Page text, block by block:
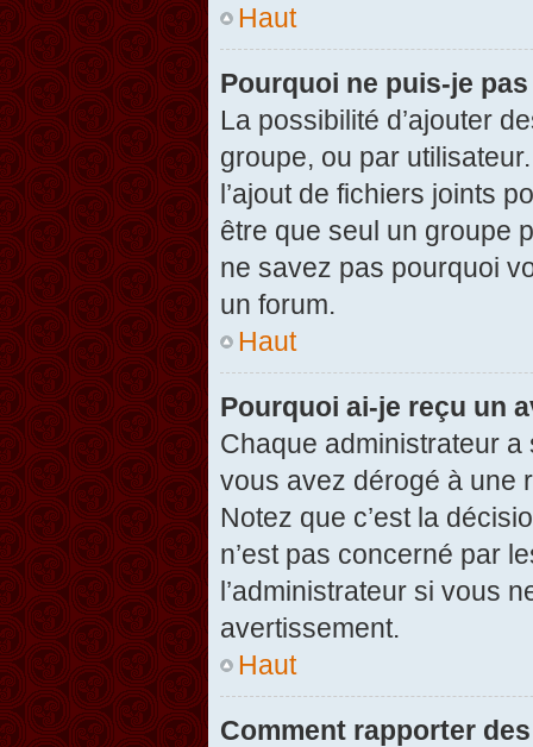
Haut
Pourquoi ne puis-je
La possibilité d’ajouter
groupe, ou par
l’ajout de fichiers joints
être que seul un groupe
ne savez pas pourquoi
un forum.
Haut
Pourquoi ai-je reçu un
Chaque administrateur
vous avez dérogé à une
Notez que c’est la
n’est pas concerné par
l’administrateur si vous
avertissement.
Haut
Comment rapporter